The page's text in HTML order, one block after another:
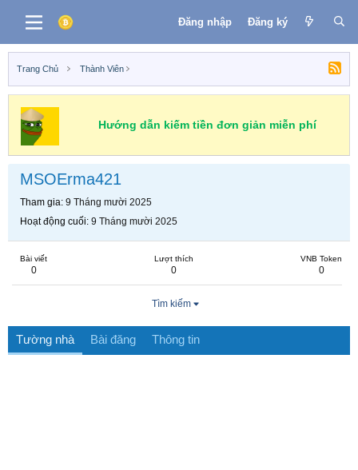
Đăng nhập Đăng ký
Trang Chủ Thành Viên
Hướng dẫn kiếm tiền đơn giản miễn phí
MSOErma421
Tham gia 9 Tháng mười 2025
Hoạt động cuối 9 Tháng mười 2025
Bài viết
0
Lượt thích
0
VNB Token
0
Tìm kiếm
Tường nhà Bài đăng Thông tin